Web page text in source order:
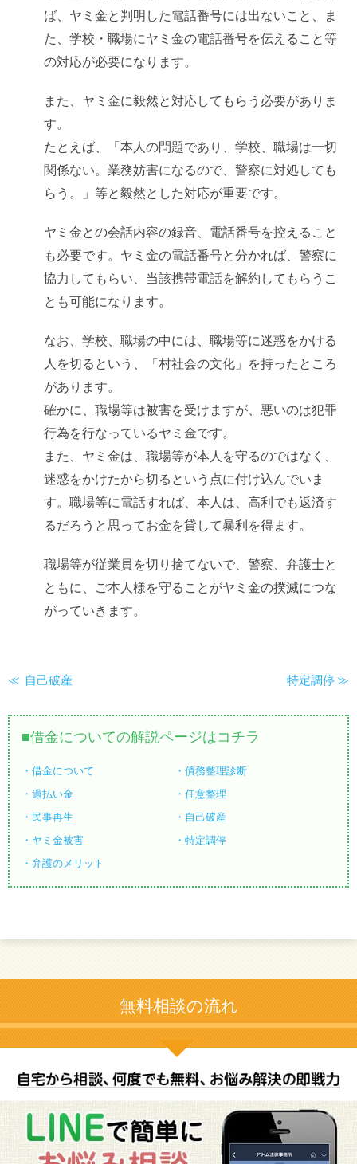
ば、ヤミ金と判明した電話番号には出ないこと、ま
た、学校・職場にヤミ金の電話番号を伝えること等
の対応が必要になります。
また、ヤミ金に毅然と対応してもらう必要がありま
す。
たとえば、「本人の問題であり、学校、職場は一切
関係ない。業務妨害になるので、警察に対処しても
らう。」等と毅然とした対応が重要です。
ヤミ金との会話内容の録音、電話番号を控えること
も必要です。ヤミ金の電話番号と分かれば、警察に
協力してもらい、当該携帯電話を解約してもらうこ
とも可能になります。
なお、学校、職場の中には、職場等に迷惑をかける
人を切るという、「村社会の文化」を持ったところ
があります。
確かに、職場等は被害を受けますが、悪いのは犯罪
行為を行なっているヤミ金です。
また、ヤミ金は、職場等が本人を守るのではなく、
迷惑をかけたから切るという点に付け込んでいま
す。職場等に電話すれば、本人は、高利でも返済す
るだろうと思ってお金を貸して暴利を得ます。
職場等が従業員を切り捨てないで、警察、弁護士と
ともに、ご本人様を守ることがヤミ金の撲滅につな
がっていきます。
自己破産 特定調停
借金についての解説ページはコチラ
借金について
債務整理診断
過払い金
任意整理
民事再生
自己破産
ヤミ金被害
特定調停
弁護のメリット
無料相談の流れ